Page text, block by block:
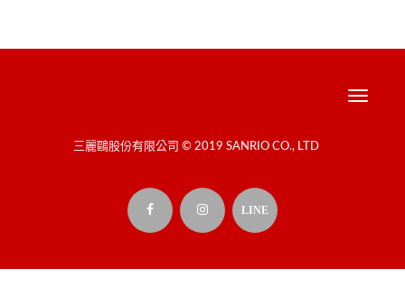
Toggle
三麗鷗股份有限公司 © 2019 SANRIO CO., LTD